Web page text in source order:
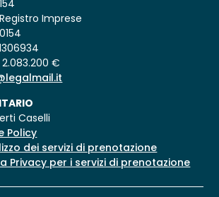
Imprese
€
Caselli
Policy
dei servizi di prenotazione
Privacy per i servizi di prenotazione